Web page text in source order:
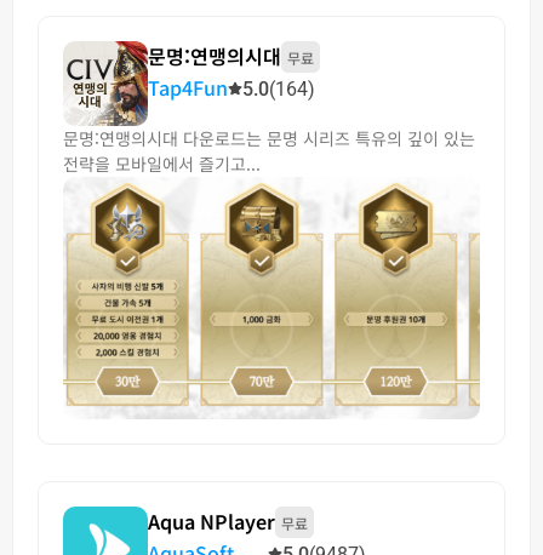
문명:연맹의시대 무료
Tap4Fun 5.0(164)
문명:연맹의시대 다운로드는 문명 시리즈 특유의 깊이 있는
전략을 모바일에서 즐기고...
Aqua NPlayer 무료